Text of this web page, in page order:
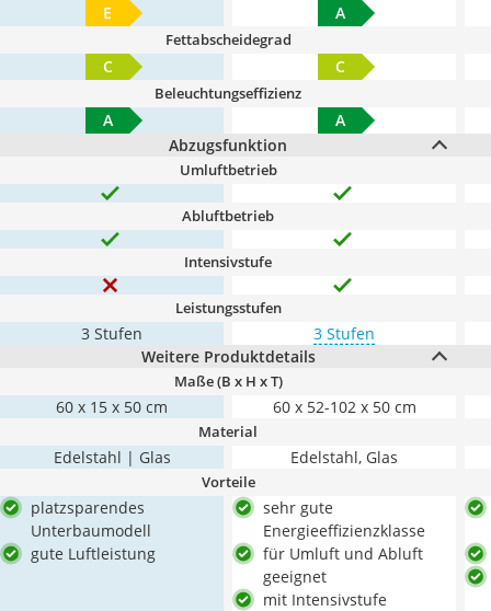
E A
Fettabscheidegrad
C C
Beleuchtungseffizienz
A
A
Abzugsfunktion
Umluftbetrieb
Abluftbetrieb
Intensivstufe
Leistungsstufen
3 Stufen
3 Stufen
Weitere Produktdetails
Maße (B x H x T)
60 x 15 x 50 cm 60 x 52-102 x 50 cm
Material
Edelstahl | Glas Edelstahl, Glas
Vorteile
platzsparendes
Unterbaumodell
gute Luftleistung
sehr gute
Energieeffizienzklasse
für Umluft und Abluft
geeignet
mit Intensivstufe